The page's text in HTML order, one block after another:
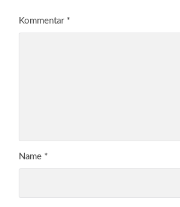
Kommentar *
Name *